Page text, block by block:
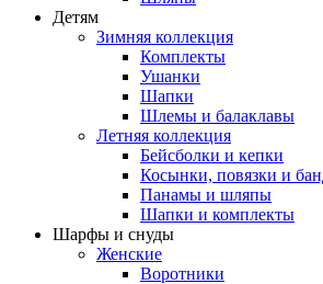
Детям
Зимняя коллекция
Комплекты
Ушанки
Шапки
Шлемы и балаклавы
Летняя коллекция
Бейсболки и кепки
Косынки, повязки и
Панамы и шляпы
Шапки и комплекты
Шарфы и снуды
Женские
Воротники